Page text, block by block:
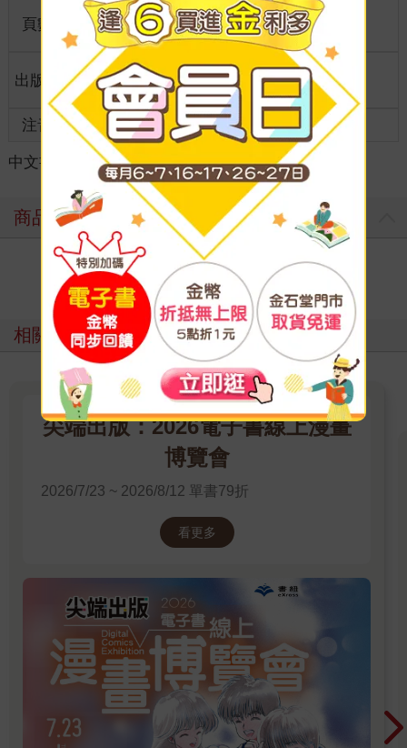
頁數 208
商品規
格
21*14.8*3.00
出版地 台灣
適讀年
齡
成人適讀
注音 級別
中文書 輕小說 ＞ 華文作品 ＞ 仙俠/武俠
商品評價
寫評價
相關主題
尖端出版：2026電子書線上漫畫
博覽會
2026/7/23 ~ 2026/8/12 單書79折
看更多